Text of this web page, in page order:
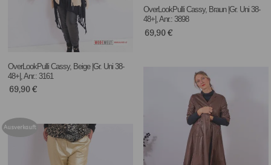
OverLookPulli Cassy, Braun |Gr. Uni 38-
48+|, Anr.: 3898
69,90€
OverLookPulli Cassy, Beige |Gr. Uni 38-
48+|, Anr.: 3161
69,90€
Ausverkauft